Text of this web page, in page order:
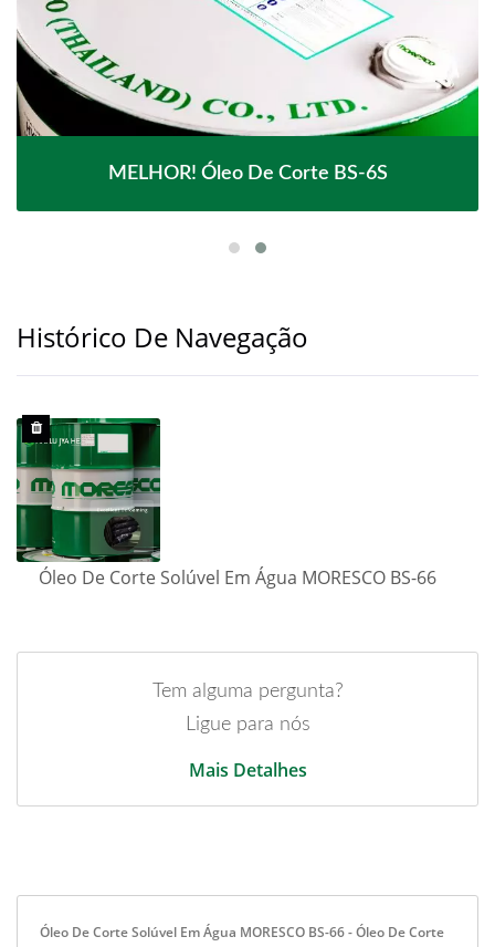
MELHOR! Óleo De Corte BS-6S
Histórico De Navegação
Óleo De Corte Solúvel Em Água MORESCO BS-66
Tem alguma pergunta?
Ligue para nós
Mais Detalhes
Óleo De Corte Solúvel Em Água MORESCO BS-66 - Óleo De Corte